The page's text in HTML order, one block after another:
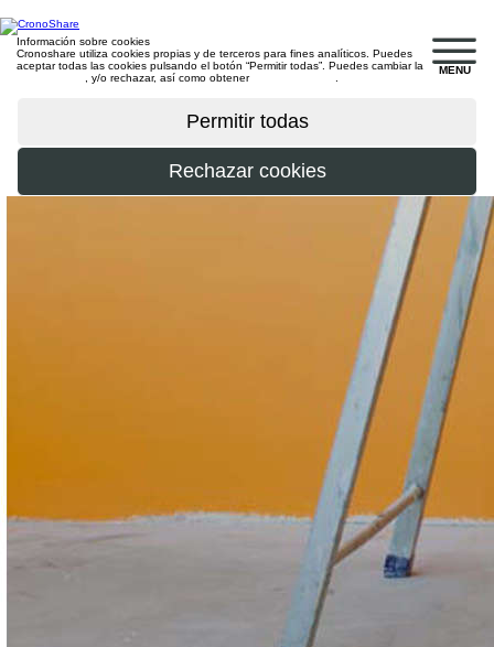
MENU
Información sobre cookies
Cronoshare utiliza cookies propias y de terceros para fines analíticos. Puedes
aceptar todas las cookies pulsando el botón “Permitir todas”. Puedes cambiar la
, y/o rechazar, así como obtener